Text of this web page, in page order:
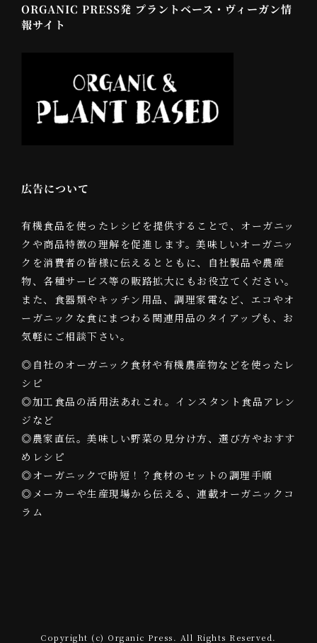
ORGANIC PRESS発 プラントベース・ヴィーガン情
報サイト
広告について
有機食品を使ったレシピを提供することで、オーガニッ
クや商品特徴の理解を促進します。美味しいオーガニッ
クを消費者の皆様に伝えるとともに、自社製品や農産
物、各種サービス等の販路拡大にもお役立てください。
また、食器類やキッチン用品、調理家電など、エコやオ
ーガニックな食にまつわる関連用品のタイアップも、お
気軽にご相談下さい。
◎自社のオーガニック食材や有機農産物などを使ったレ
シピ
◎加工食品の活用法あれこれ。インスタント食品アレン
ジなど
◎農家直伝。美味しい野菜の見分け方、選び方やおすす
めレシピ
◎オーガニックで時短！？食材のセットの調理手順
◎メーカーや生産現場から伝える、連載オーガニックコ
ラム
Copyright (c) Organic Press. All Rights Reserved.